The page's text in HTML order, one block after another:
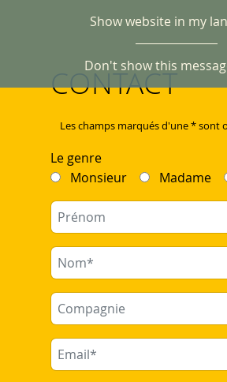
Show website in my
Don't show this
CONTACT
Les champs marqués d'une * sont
Le genre
Monsieur
Madame